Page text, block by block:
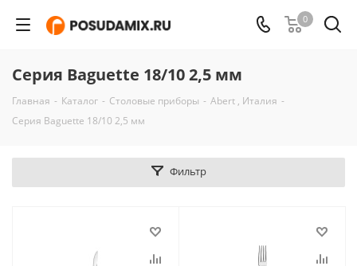
0
Серия Baguette 18/10 2,5 мм
Главная - Каталог - Столовые приборы - Abert , Италия -
Серия Baguette 18/10 2,5 мм
Фильтр